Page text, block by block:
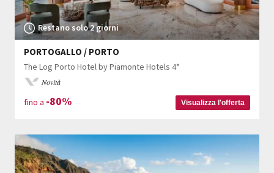
Restano solo 2 giorni
PORTOGALLO / PORTO
The Log Porto Hotel by Piamonte Hotels 4*
Novità
fino a -80% Visualizza l'offerta